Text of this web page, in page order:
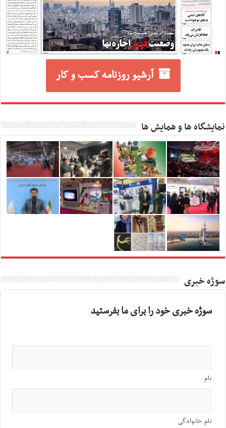
آرشیو روزنامه کسب و کار
نمایشگاه ها و همایش ها
سوژه خبری
سوژه خبری خود را برای ما بفرستید
نام
نام خانوادگی